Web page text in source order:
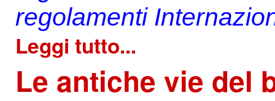
regolamenti
Leggi tutto...
Le antiche vie del